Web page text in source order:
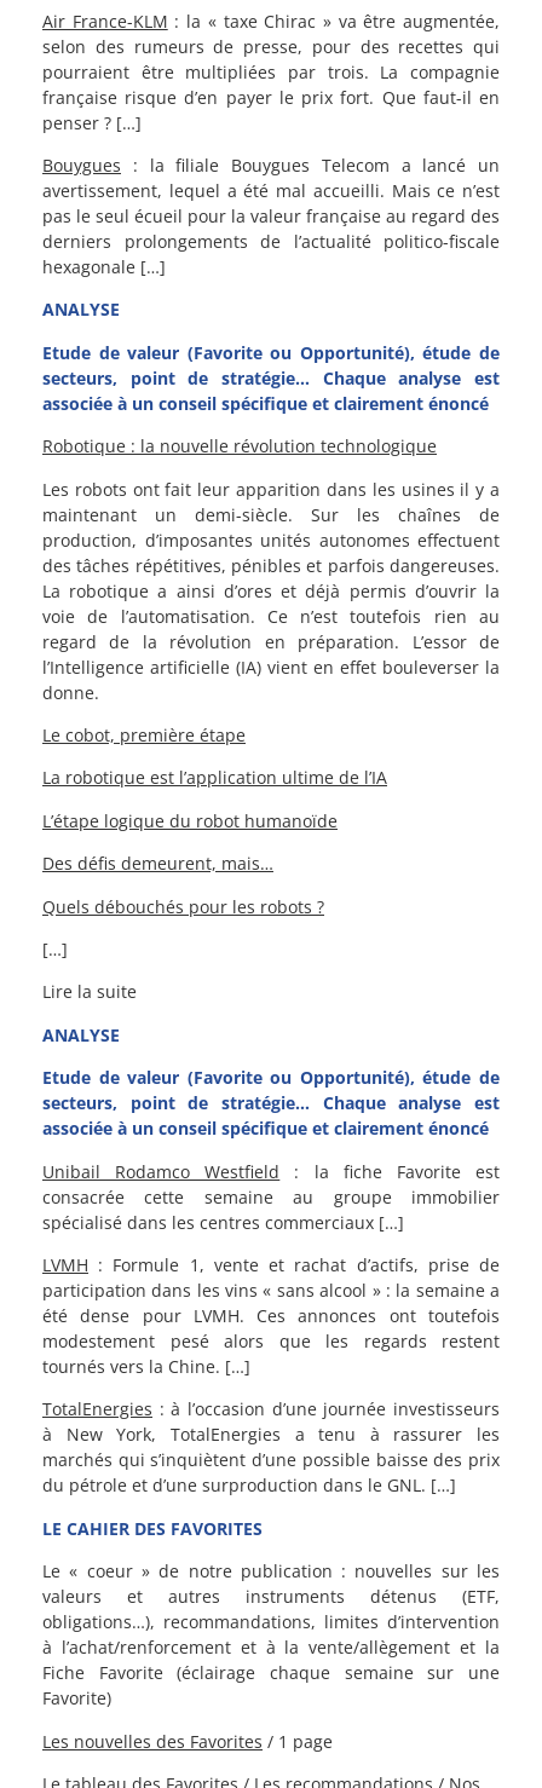
Air France-KLM : la « taxe Chirac » va être augmentée,
selon des rumeurs de presse, pour des recettes qui
pourraient être multipliées par trois. La compagnie
française risque d’en payer le prix fort. Que faut-il en
penser ? […]
Bouygues : la filiale Bouygues Telecom a lancé un
avertissement, lequel a été mal accueilli. Mais ce n’est
pas le seul écueil pour la valeur française au regard des
derniers prolongements de l’actualité politico-fiscale
hexagonale […]
ANALYSE
Etude de valeur (Favorite ou Opportunité), étude de
secteurs, point de stratégie… Chaque analyse est
associée à un conseil spécifique et clairement énoncé
Robotique : la nouvelle révolution technologique
Les robots ont fait leur apparition dans les usines il y a
maintenant un demi-siècle. Sur les chaînes de
production, d’imposantes unités autonomes effectuent
des tâches répétitives, pénibles et parfois dangereuses.
La robotique a ainsi d’ores et déjà permis d’ouvrir la
voie de l’automatisation. Ce n’est toutefois rien au
regard de la révolution en préparation. L’essor de
l’Intelligence artificielle (IA) vient en effet bouleverser la
donne.
Le cobot, première étape
La robotique est l’application ultime de l’IA
L’étape logique du robot humanoïde
Des défis demeurent, mais…
Quels débouchés pour les robots ?
[…]
Lire la suite
ANALYSE
Etude de valeur (Favorite ou Opportunité), étude de
secteurs, point de stratégie… Chaque analyse est
associée à un conseil spécifique et clairement énoncé
Unibail Rodamco Westfield : la fiche Favorite est
consacrée cette semaine au groupe immobilier
spécialisé dans les centres commerciaux […]
LVMH : Formule 1, vente et rachat d’actifs, prise de
participation dans les vins « sans alcool » : la semaine a
été dense pour LVMH. Ces annonces ont toutefois
modestement pesé alors que les regards restent
tournés vers la Chine. […]
TotalEnergies : à l’occasion d’une journée investisseurs
à New York, TotalEnergies a tenu à rassurer les
marchés qui s’inquiètent d’une possible baisse des prix
du pétrole et d’une surproduction dans le GNL. […]
LE CAHIER DES FAVORITES
Le « coeur » de notre publication : nouvelles sur les
valeurs et autres instruments détenus (ETF,
obligations…), recommandations, limites d’intervention
à l’achat/renforcement et à la vente/allègement et la
Fiche Favorite (éclairage chaque semaine sur une
Favorite)
Les nouvelles des Favorites / 1 page